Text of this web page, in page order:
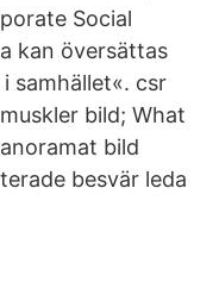
Social
kan översättas
samhället«. csr
bild; What
bild
besvär leda